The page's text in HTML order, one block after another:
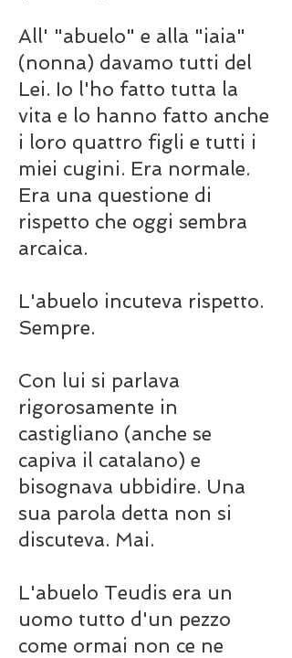
All' "abuelo" e alla "iaia"
(nonna) davamo tutti del
Lei. Io l'ho fatto tutta la
vita e lo hanno fatto anche
i loro quattro figli e tutti i
miei cugini. Era normale.
Era una questione di
rispetto che oggi sembra
arcaica.
L'abuelo incuteva rispetto.
Sempre.
Con lui si parlava
rigorosamente in
castigliano (anche se
capiva il catalano) e
bisognava ubbidire. Una
sua parola detta non si
discuteva. Mai.
L'abuelo Teudis era un
uomo tutto d'un pezzo
come ormai non ce ne